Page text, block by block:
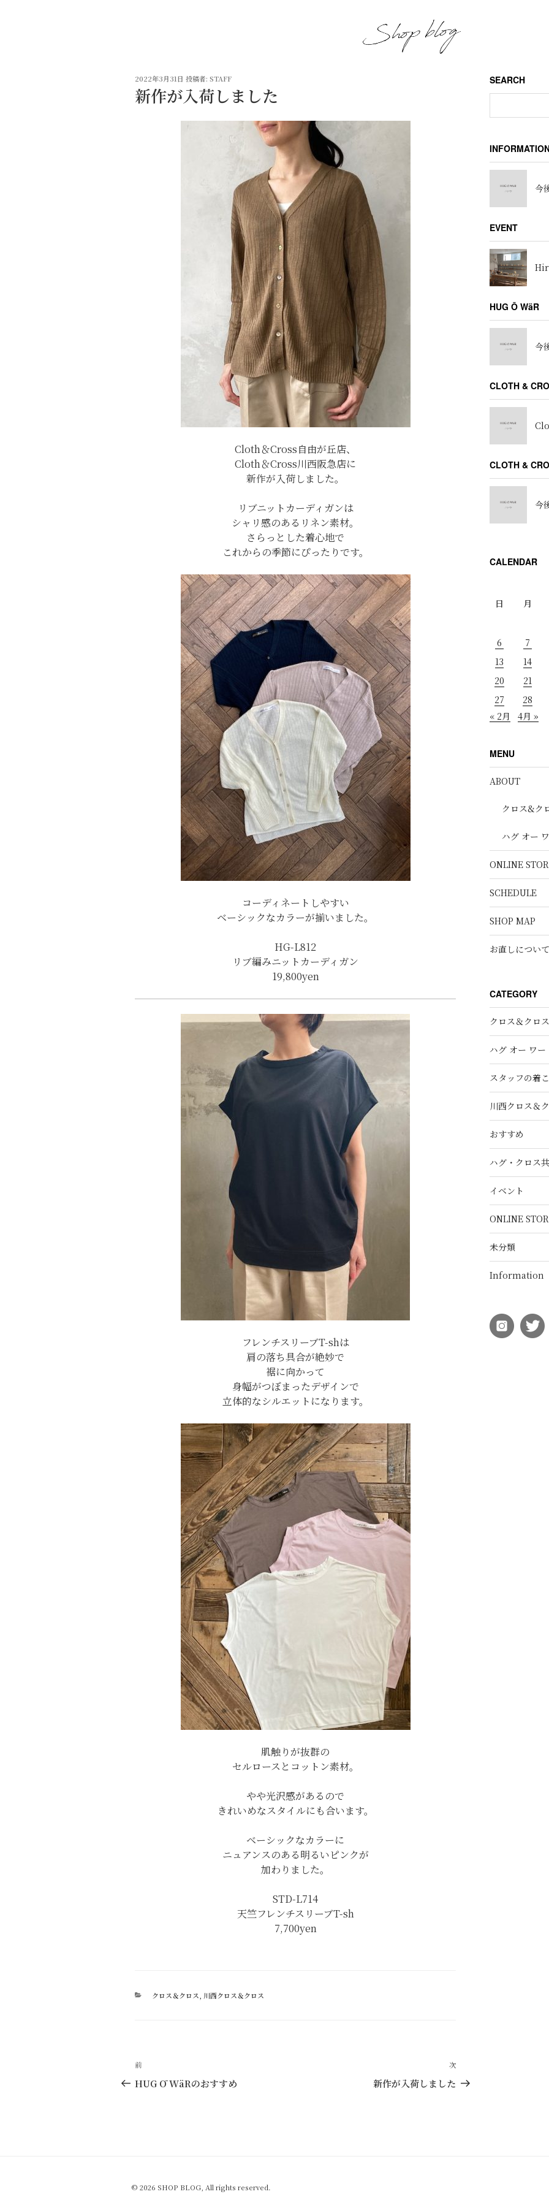
投
稿
日:
2022年3月31日 投稿者: STAFF
新作が入荷しました
Cloth＆Cross自由が丘店、
Cloth＆Cross川西阪急店に
新作が入荷しました。
リブニットカーディガンは
シャリ感のあるリネン素材。
さらっとした着心地で
これからの季節にぴったりです。
コーディネートしやすい
ベーシックなカラーが揃いました。
HG-L812
リブ編みニットカーディガン
19,800yen
フレンチスリーブT-shは
肩の落ち具合が絶妙で
裾に向かって
身幅がつぼまったデザインで
立体的なシルエットになります。
肌触りが抜群の
セルロースとコットン素材。
やや光沢感があるので
きれいめなスタイルにも合います。
ベーシックなカラーに
ニュアンスのある明るいピンクが
加わりました。
STD-L714
天竺フレンチスリーブT-sh
7,700yen
カ
クロス＆クロス 川西クロス＆クロス
投
稿
シ
過
去
前
HUG Ō WäRのおすすめ
次
の
次
新作が入荷しました
SEARCH
今
EVENT
HUG Ō WäR
今
CLOTH &
CLOTH &
今
CALENDAR
日
月
6
7
13
14
20
21
27
28
« 2月
4月 »
MENU
ABOUT
クロス&ク
ハグ オー
ONLINE
SCHEDULE
SHOP MAP
お直しについて
CATEGORY
クロス＆クロス
ハグ オー ワー
スタッフの着
川西クロス＆
おすすめ
ハグ・クロス
イベント
ONLINE
未分類
Information
© 2026 SHOP BLOG, All rights reserved.